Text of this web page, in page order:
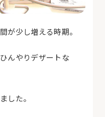
が少し増える時期。
んやりデザートな
した。